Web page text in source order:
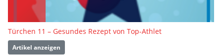
Türchen 11 – Gesundes Rezept von Top-Athlet
Artikel anzeigen